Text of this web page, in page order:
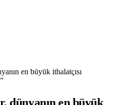
en büyük ithalatçısı